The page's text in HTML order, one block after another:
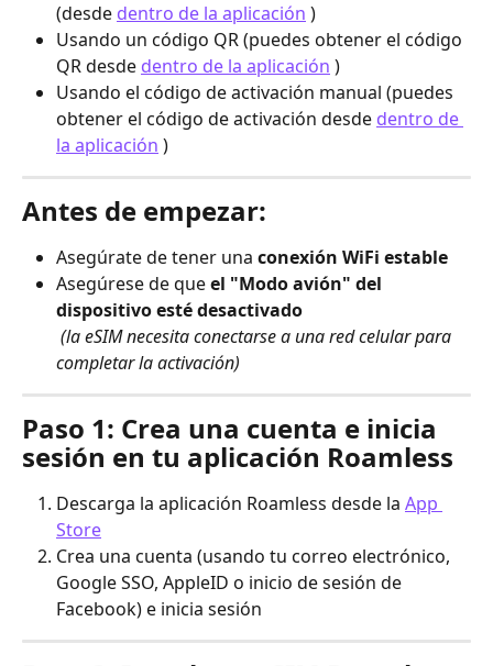
(desde dentro de la aplicación )
Usando un código QR (puedes obtener el código
QR desde dentro de la aplicación )
Usando el código de activación manual (puedes
obtener el código de activación desde dentro de
la aplicación )
Antes de empezar:
Asegúrate de tener una conexión WiFi estable
Asegúrese de que el "Modo avión" del
dispositivo esté desactivado
(la eSIM necesita conectarse a una red celular para
completar la activación)
Paso 1: Crea una cuenta e inicia
sesión en tu aplicación Roamless
Descarga la aplicación Roamless desde la App
Store
Crea una cuenta (usando tu correo electrónico,
Google SSO, AppleID o inicio de sesión de
Facebook) e inicia sesión